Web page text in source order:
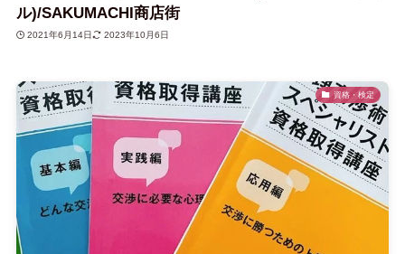
ル)/SAKUMACHI商店街
2021年6月14日 2023年10月6日
資格・検定